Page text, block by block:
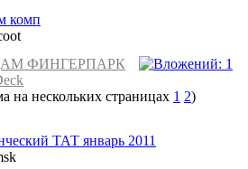
комп
ФИНГЕРПАРК
1 2)
ТАТ январь 2011